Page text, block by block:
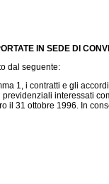
IN SEDE DI
dal seguente:
1, i contratti e gli
interessati
il 31 ottobre 1996. In